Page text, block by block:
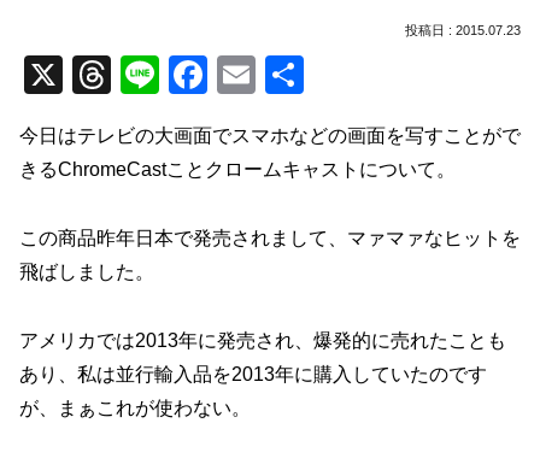
2015.07.23
X
T
e
a
d
s
Li
n
e
F
c
e
b
k
E
ail
今日はテレビの大画面でスマホなどの画面を写すことがで
きるChromeCastことクロームキャストについて。
この商品昨年日本で発売されまして、マァマァなヒットを
飛ばしました。
アメリカでは2013年に発売され、爆発的に売れたことも
あり、私は並行輸入品を2013年に購入していたのです
が、まぁこれが使わない。